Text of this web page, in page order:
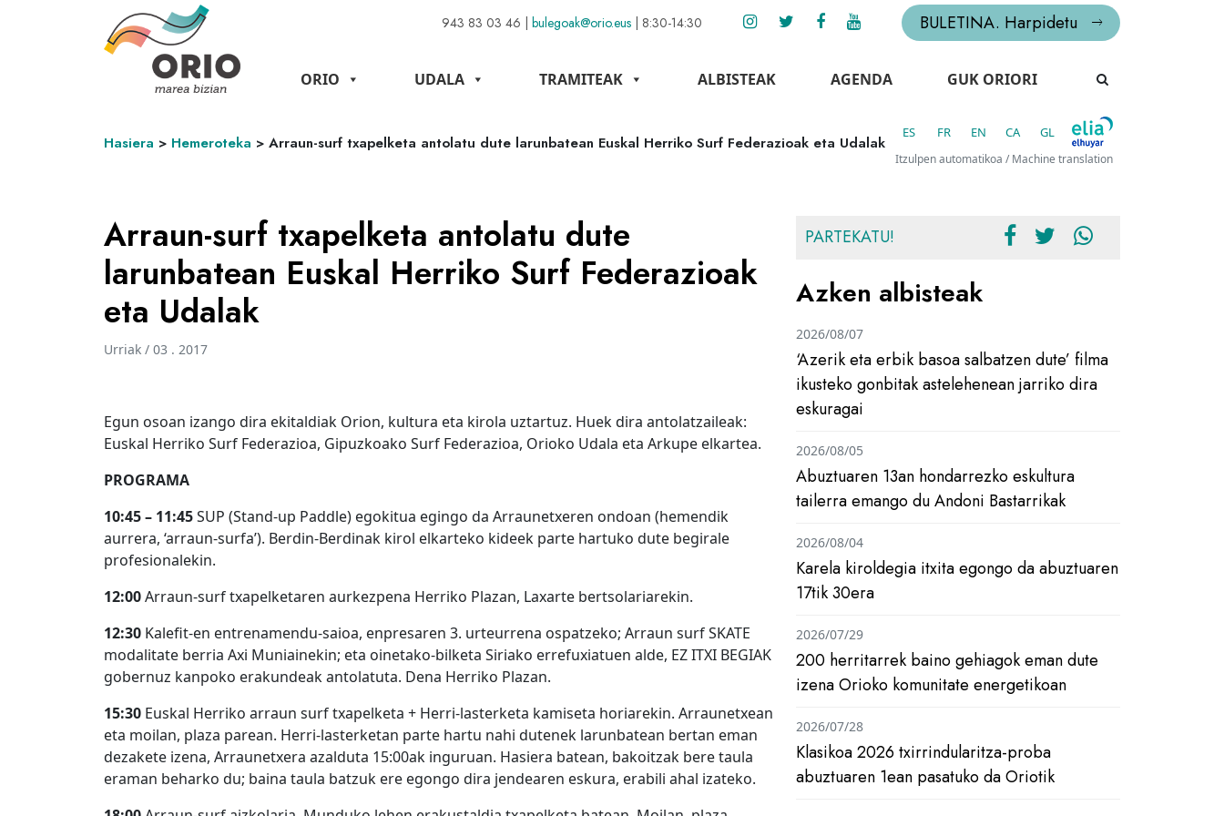
943 83 03 46 | bulegoak@orio.eus | 8:30-14:30 BULETINA. Harpidetu
ORIO UDALA TRAMITEAK ALBISTEAK AGENDA GUK ORIORI
Hasiera > Hemeroteka > Arraun-surf txapelketa antolatu dute larunbatean Euskal Herriko Surf Federazioak eta Udalak
ES FR EN CA GL
Itzulpen automatikoa / Machine translation
Arraun-surf txapelketa antolatu dute
larunbatean Euskal Herriko Surf Federazioak
eta Udalak
Urriak / 03 . 2017
Egun osoan izango dira ekitaldiak Orion, kultura eta kirola uztartuz. Huek dira antolatzaileak:
Euskal Herriko Surf Federazioa, Gipuzkoako Surf Federazioa, Orioko Udala eta Arkupe elkartea.
PROGRAMA
10:45 – 11:45SUP (Stand-up Paddle) egokitua egingo da Arraunetxeren ondoan (hemendik
aurrera, ‘arraun-surfa’). Berdin-Berdinak kirol elkarteko kideek parte hartuko dute begirale
profesionalekin.
12:00Arraun-surf txapelketaren aurkezpena Herriko Plazan, Laxarte bertsolariarekin.
12:30 Kalefit-en entrenamendu-saioa, enpresaren 3. urteurrena ospatzeko; Arraun surf SKATE
modalitate berria Axi Muniainekin; eta oinetako-bilketa Siriako errefuxiatuen alde, EZ ITXI BEGIAK
gobernuz kanpoko erakundeak antolatuta. Dena Herriko Plazan.
15:30 Euskal Herriko arraun surf txapelketa + Herri-lasterketa kamiseta horiarekin. Arraunetxean
eta moilan, plaza parean. Herri-lasterketan parte hartu nahi dutenek larunbatean bertan eman
dezakete izena, Arraunetxera azalduta 15:00ak inguruan. Hasiera batean, bakoitzak bere taula
eraman beharko du; baina taula batzuk ere egongo dira jendearen eskura, erabili ahal izateko.
PARTEKATU!
Azken albisteak
‘Azerik eta erbik basoa salbatzen dute’ filma
ikusteko gonbitak astelehenean jarriko dira
eskuragai
2026/08/07
Abuztuaren 13an hondarrezko eskultura
tailerra emango du Andoni Bastarrikak
2026/08/05
Karela kiroldegia itxita egongo da abuztuaren
17tik 30era
2026/08/04
200 herritarrek baino gehiagok eman dute
izena Orioko komunitate energetikoan
2026/07/29
Klasikoa 2026 txirrindularitza-proba
abuztuaren 1ean pasatuko da Oriotik
2026/07/28